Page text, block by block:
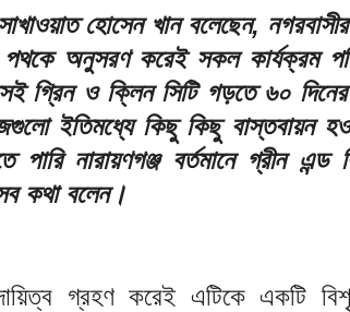
হোসেন খান বলেছেন, নগরবাসীর
অনুসরণ করেই সকল কার্যক্রম
গ্রিন ও ক্লিন সিটি গড়তে ৬০ দিনের
ইতিমধ্যে কিছু কিছু বাস্তবায়ন
নারায়ণগঞ্জ বর্তমানে গ্রীন এন্ড
কথা বলেন।
গ্রহণ করেই এটিকে একটি